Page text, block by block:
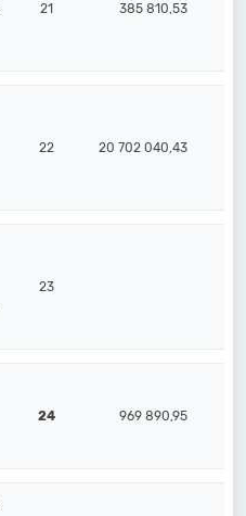
21 385 810,53
22 20 702 040,43
23
24 969 890,95